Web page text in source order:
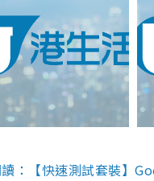
：【快速測試套裝】